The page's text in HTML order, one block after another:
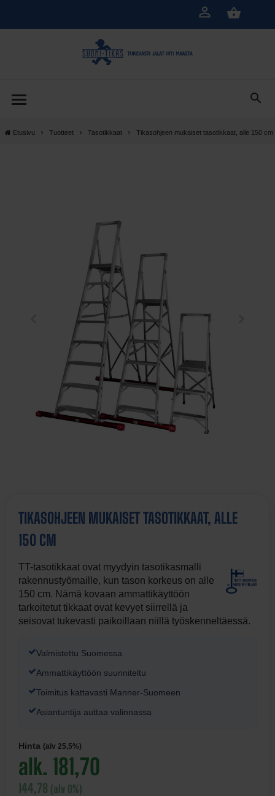
Etusivu Tuotteet Tasotikkaat Tikasohjeen mukaiset tasotikkaat, alle 150 cm
TIKASOHJEEN MUKAISET TASOTIKKAAT, ALLE
150 CM
TT-tasotikkaat ovat myydyin tasotikasmalli
rakennustyömaille, kun tason korkeus on alle
150 cm. Nämä kovaan ammattikäyttöön
tarkoitetut tikkaat ovat kevyet siirrellä ja
seisovat tukevasti paikoillaan niillä työskenneltäessä.
Valmistettu Suomessa
Ammattikäyttöön suunniteltu
Toimitus kattavasti Manner-Suomeen
Asiantuntija auttaa valinnassa
Hinta (alv 25,5%)
alk. 181,70
144,78 (alv 0%)